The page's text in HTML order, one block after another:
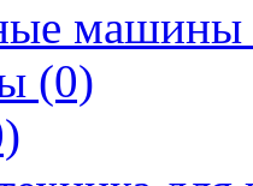
машины
(0)